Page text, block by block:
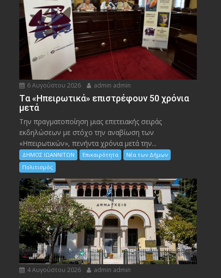
6 Αυγούστου 2026 admin admin
Tα «Ηπειρωτικά» επιστρέφουν 50 χρόνια
μετά
Την πραγματοποίηση μιας επετειακής σειράς
εκδηλώσεων με στόχο την αναβίωση των
«Ηπειρωτικών», πενήντα χρόνια μετά την...
ΔΗΜΟΣ ΙΩΑΝΝΙΤΩΝ Επικαιρότητα
Νέα των Δήμων
Πολιτισμός
4 Αυγούστου 2026 admin admin